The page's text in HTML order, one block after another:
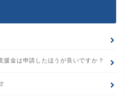
援金は申請したほうが良いですか？